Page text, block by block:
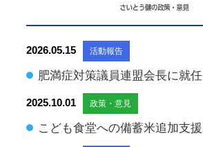
2026.05.15 活動報告
肥満症対策議員連盟会長に就任
2025.10.01 政策・意見
こども食堂への備蓄米追加支援